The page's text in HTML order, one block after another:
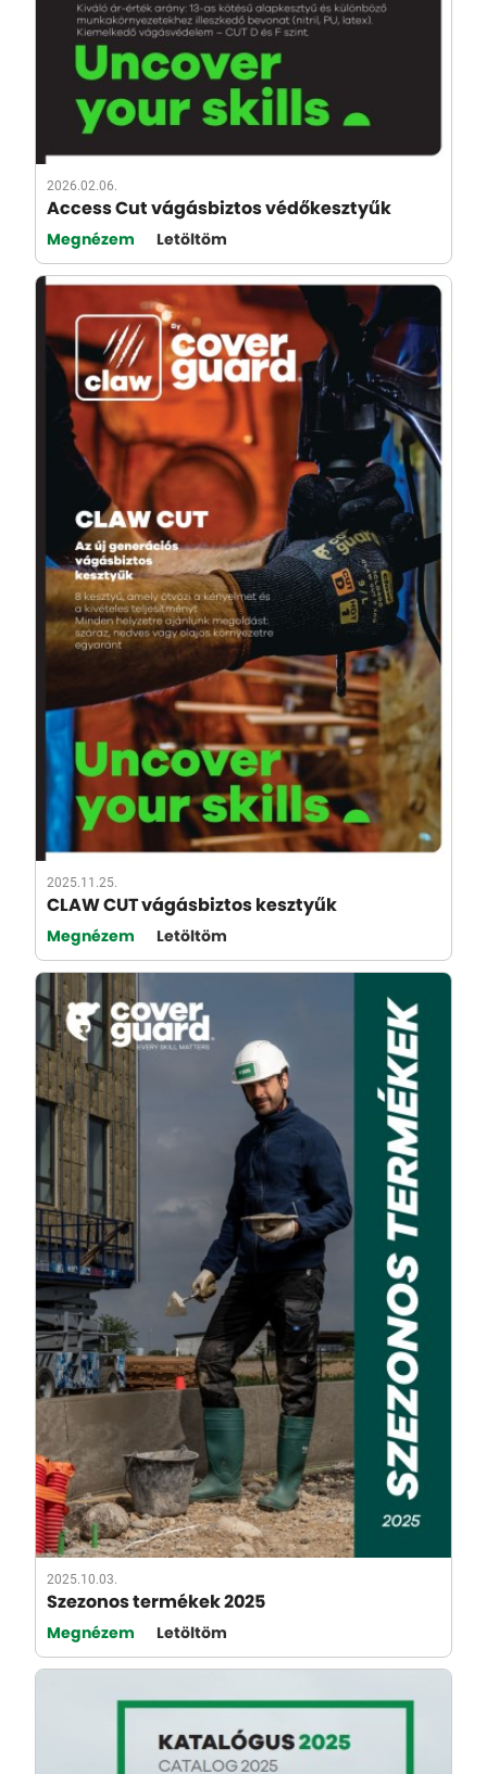
2026.02.06.
Access Cut vágásbiztos védőkesztyűk
Megnézem Letöltöm
2025.11.25.
CLAW CUT vágásbiztos kesztyűk
Megnézem Letöltöm
2025.10.03.
Szezonos termékek 2025
Megnézem Letöltöm